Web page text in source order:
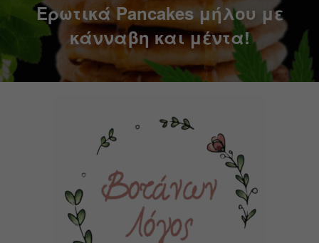
Ερωτικά Pancakes μήλου με
κάνναβη και μέντα!